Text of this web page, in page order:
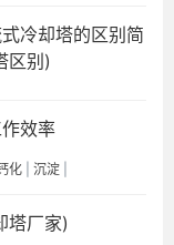
冷却塔的区别简
区别)
效率
化 沉淀
塔厂家)